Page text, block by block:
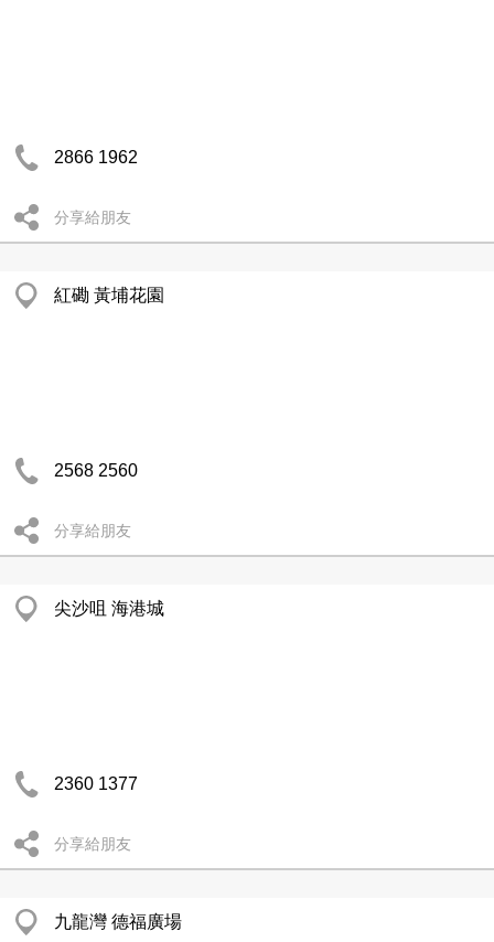
2866 1962
分享給朋友
紅磡 黃埔花園
2568 2560
分享給朋友
尖沙咀 海港城
2360 1377
分享給朋友
九龍灣 德福廣場